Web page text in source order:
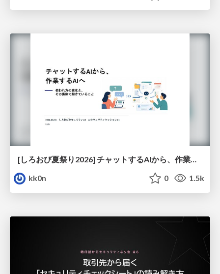
[しろおび夏祭り2026] チャットするAIから、作業するAIへ - 使われ方の変化と、その裏側で起きていること
kk0n
0 1.5k